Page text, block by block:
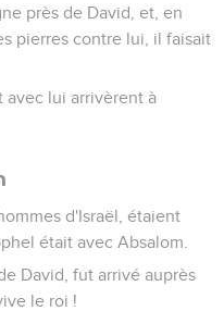
près de David, et, en
pierres contre lui, il faisait
lui arrivèrent à
d'Israël, étaient
était avec Absalom.
David, fut arrivé auprès
le roi !